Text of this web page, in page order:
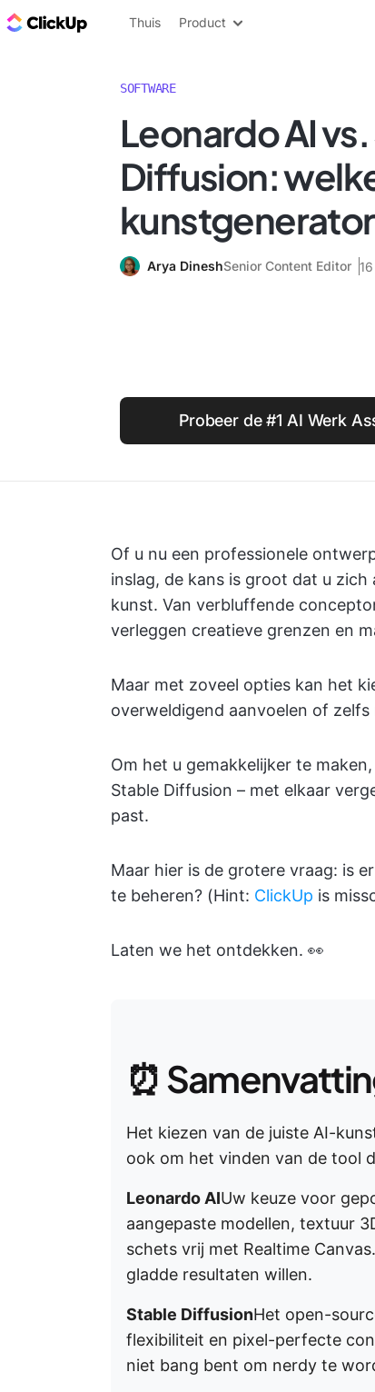
ClickUp Blog
Thuis Product
SOFTWARE
Leonardo AI
Diffusion:
Arya DineshSenior Content Editor
Probeer de #1 AI Werk
Of u nu een professionele
inslag, de kans is groot dat u
kunst. Van verbluffende
verleggen creatieve grenzen en
Maar met zoveel opties kan het
overweldigend aanvoelen of
Om het u gemakkelijker te
Stable Diffusion – met elkaar
past.
Maar hier is de grotere vraag: is
te beheren? (Hint: ClickUp is
Laten we het ontdekken. 👀
⏰
Het kiezen van de juiste AI-
ook om het vinden van de tool
Leonardo AIUw keuze voor
aangepaste modellen, textuur
schets vrij met Realtime
gladde resultaten willen.
Stable DiffusionHet open-
flexibiliteit en pixel-perfecte
niet bang bent om nerdy te